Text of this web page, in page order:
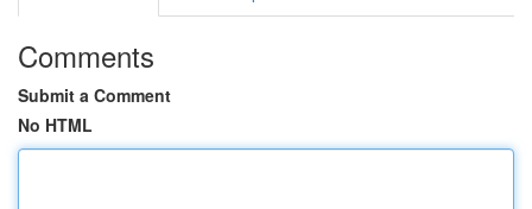
Comments
Submit a Comment
No HTML